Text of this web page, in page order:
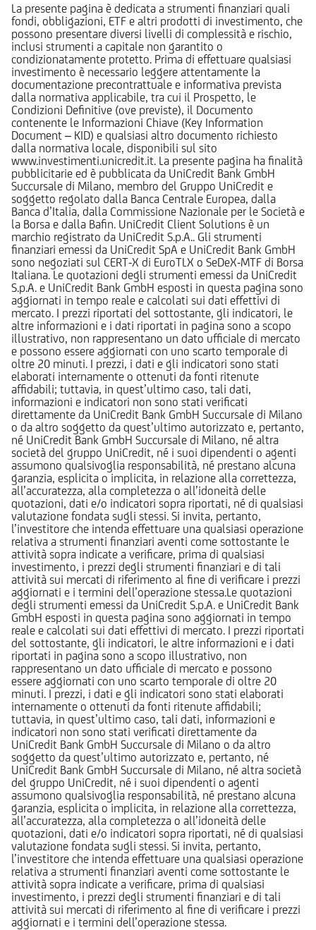
La presente pagina è dedicata a strumenti finanziari quali
fondi, obbligazioni, ETF e altri prodotti di investimento, che
possono presentare diversi livelli di complessità e rischio,
inclusi strumenti a capitale non garantito o
condizionatamente protetto. Prima di effettuare qualsiasi
investimento è necessario leggere attentamente la
documentazione precontrattuale e informativa prevista
dalla normativa applicabile, tra cui il Prospetto, le
Condizioni Definitive (ove previste), il Documento
contenente le Informazioni Chiave (Key Information
Document – KID) e qualsiasi altro documento richiesto
dalla normativa locale, disponibili sul sito
www.investimenti.unicredit.it. La presente pagina ha finalità
pubblicitarie ed è pubblicata da UniCredit Bank GmbH
Succursale di Milano, membro del Gruppo UniCredit e
soggetto regolato dalla Banca Centrale Europea, dalla
Banca d’Italia, dalla Commissione Nazionale per le Società e
la Borsa e dalla Bafin. UniCredit Client Solutions è un
marchio registrato da UniCredit S.p.A.. Gli strumenti
finanziari emessi da UniCredit SpA e UniCredit Bank GmbH
sono negoziati sul CERT-X di EuroTLX o SeDeX-MTF di Borsa
Italiana. Le quotazioni degli strumenti emessi da UniCredit
S.p.A. e UniCredit Bank GmbH esposti in questa pagina sono
aggiornati in tempo reale e calcolati sui dati effettivi di
mercato. I prezzi riportati del sottostante, gli indicatori, le
altre informazioni e i dati riportati in pagina sono a scopo
illustrativo, non rappresentano un dato ufficiale di mercato
e possono essere aggiornati con uno scarto temporale di
oltre 20 minuti. I prezzi, i dati e gli indicatori sono stati
elaborati internamente o ottenuti da fonti ritenute
affidabili; tuttavia, in quest’ultimo caso, tali dati,
informazioni e indicatori non sono stati verificati
direttamente da UniCredit Bank GmbH Succursale di Milano
o da altro soggetto da quest’ultimo autorizzato e, pertanto,
né UniCredit Bank GmbH Succursale di Milano, né altra
società del gruppo UniCredit, né i suoi dipendenti o agenti
assumono qualsivoglia responsabilità, né prestano alcuna
garanzia, esplicita o implicita, in relazione alla correttezza,
all’accuratezza, alla completezza o all’idoneità delle
quotazioni, dati e/o indicatori sopra riportati, né di qualsiasi
valutazione fondata sugli stessi. Si invita, pertanto,
l’investitore che intenda effettuare una qualsiasi operazione
relativa a strumenti finanziari aventi come sottostante le
attività sopra indicate a verificare, prima di qualsiasi
investimento, i prezzi degli strumenti finanziari e di tali
attività sui mercati di riferimento al fine di verificare i prezzi
aggiornati e i termini dell’operazione stessa.Le quotazioni
degli strumenti emessi da UniCredit S.p.A. e UniCredit Bank
GmbH esposti in questa pagina sono aggiornati in tempo
reale e calcolati sui dati effettivi di mercato. I prezzi riportati
del sottostante, gli indicatori, le altre informazioni e i dati
riportati in pagina sono a scopo illustrativo, non
rappresentano un dato ufficiale di mercato e possono
essere aggiornati con uno scarto temporale di oltre 20
minuti. I prezzi, i dati e gli indicatori sono stati elaborati
internamente o ottenuti da fonti ritenute affidabili;
tuttavia, in quest’ultimo caso, tali dati, informazioni e
indicatori non sono stati verificati direttamente da
UniCredit Bank GmbH Succursale di Milano o da altro
soggetto da quest’ultimo autorizzato e, pertanto, né
UniCredit Bank GmbH Succursale di Milano, né altra società
del gruppo UniCredit, né i suoi dipendenti o agenti
assumono qualsivoglia responsabilità, né prestano alcuna
garanzia, esplicita o implicita, in relazione alla correttezza,
all’accuratezza, alla completezza o all’idoneità delle
quotazioni, dati e/o indicatori sopra riportati, né di qualsiasi
valutazione fondata sugli stessi. Si invita, pertanto,
l’investitore che intenda effettuare una qualsiasi operazione
relativa a strumenti finanziari aventi come sottostante le
attività sopra indicate a verificare, prima di qualsiasi
investimento, i prezzi degli strumenti finanziari e di tali
attività sui mercati di riferimento al fine di verificare i prezzi
aggiornati e i termini dell’operazione stessa.